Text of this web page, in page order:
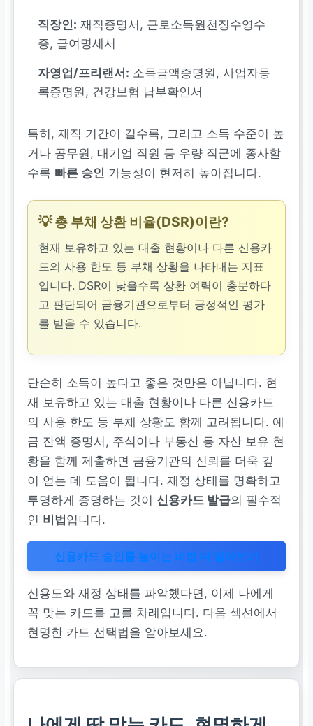
직장인: 재직증명서, 근로소득원천징수영수
증, 급여명세서
자영업/프리랜서: 소득금액증명원, 사업자등
록증명원, 건강보험 납부확인서
특히, 재직 기간이 길수록, 그리고 소득 수준이 높
거나 공무원, 대기업 직원 등 우량 직군에 종사할
수록 빠른 승인 가능성이 현저히 높아집니다.
💡 총 부채 상환 비율(DSR)이란?
현재 보유하고 있는 대출 현황이나 다른 신용카
드의 사용 한도 등 부채 상황을 나타내는 지표
입니다. DSR이 낮을수록 상환 여력이 충분하다
고 판단되어 금융기관으로부터 긍정적인 평가
를 받을 수 있습니다.
단순히 소득이 높다고 좋은 것만은 아닙니다. 현
재 보유하고 있는 대출 현황이나 다른 신용카드
의 사용 한도 등 부채 상황도 함께 고려됩니다. 예
금 잔액 증명서, 주식이나 부동산 등 자산 보유 현
황을 함께 제출하면 금융기관의 신뢰를 더욱 깊
이 얻는 데 도움이 됩니다. 재정 상태를 명확하고
투명하게 증명하는 것이 신용카드 발급의 필수적
인 비법 입니다.
신용카드 승인률 높이는 비법 더 알아보기
신용도와 재정 상태를 파악했다면, 이제 나에게
꼭 맞는 카드를 고를 차례입니다. 다음 섹션에서
현명한 카드 선택법을 알아보세요.